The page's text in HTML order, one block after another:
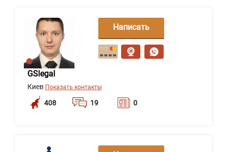
GSlegal
Киев Показать контакты
408 19 0
Написать
сообщение